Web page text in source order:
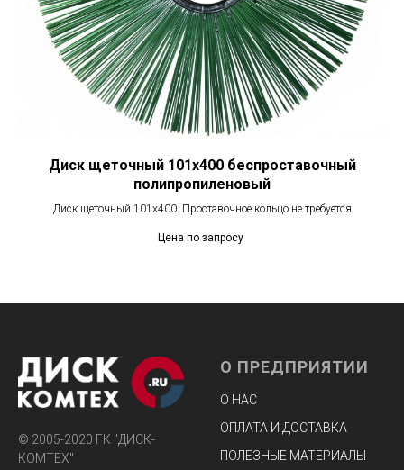
Диск щеточный 101х400 беспроставочный
полипропиленовый
Диск щеточный 101х400. Проставочное кольцо не требуется
Цена по запросу
© 2005-2020 ГК "ДИСК-
КОМТЕХ"
О ПРЕДПРИЯТИИ
О НАС
ОПЛАТА И ДОСТАВКА
ПОЛЕЗНЫЕ МАТЕРИАЛЫ